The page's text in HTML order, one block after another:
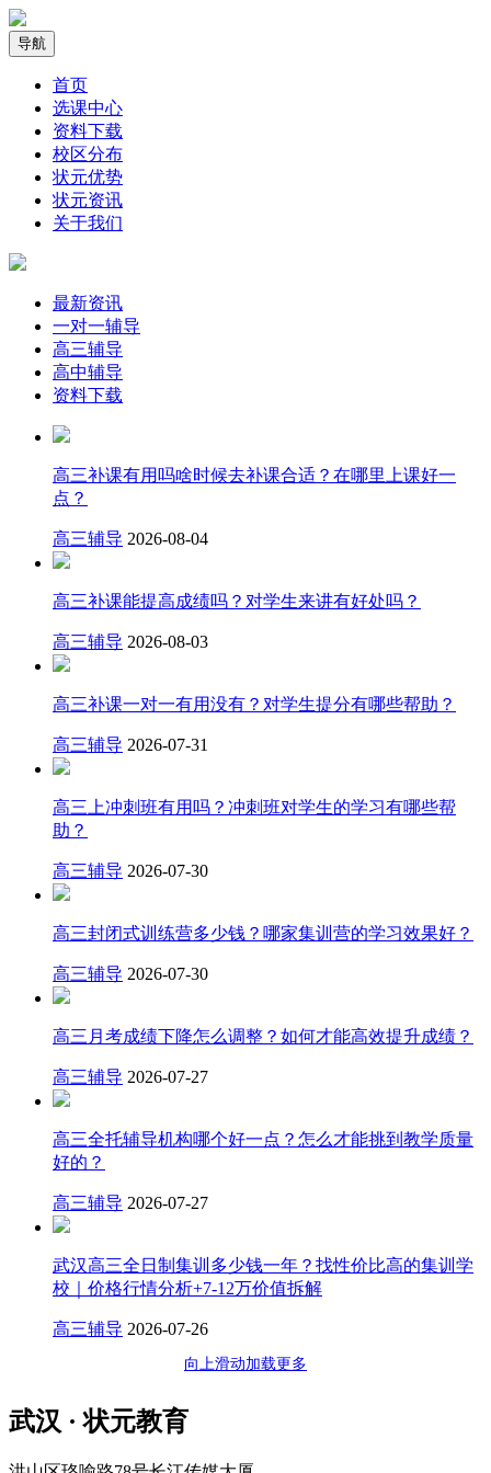
导航
首页
选课中心
资料下载
校区分布
状元优势
状元资讯
关于我们
最新资讯
一对一辅导
高三辅导
高中辅导
资料下载
高三补课有用吗啥时候去补课合适？在哪里上课好一
点？
高三辅导 2026-08-04
高三补课能提高成绩吗？对学生来讲有好处吗？
高三辅导 2026-08-03
高三补课一对一有用没有？对学生提分有哪些帮助？
高三辅导 2026-07-31
高三上冲刺班有用吗？冲刺班对学生的学习有哪些帮
助？
高三辅导 2026-07-30
高三封闭式训练营多少钱？哪家集训营的学习效果好？
高三辅导 2026-07-30
高三月考成绩下降怎么调整？如何才能高效提升成绩？
高三辅导 2026-07-27
高三全托辅导机构哪个好一点？怎么才能挑到教学质量
好的？
高三辅导 2026-07-27
武汉高三全日制集训多少钱一年？找性价比高的集训学
校｜价格行情分析+7-12万价值拆解
高三辅导 2026-07-26
向上滑动加载更多
武汉 · 状元教育